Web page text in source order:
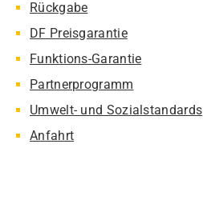
Rückgabe
DF Preisgarantie
Funktions-Garantie
Partnerprogramm
Umwelt- und Sozialstandards
Anfahrt